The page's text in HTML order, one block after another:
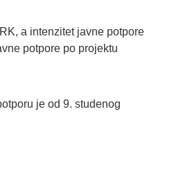
a intenzitet javne potpore
potpore po projektu
je od 9. studenog